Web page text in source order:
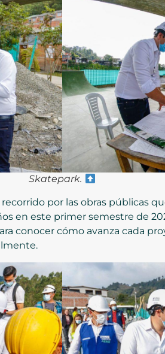
Skatepark.
por las obras públicas
en este primer semestre de
conocer cómo avanza cada